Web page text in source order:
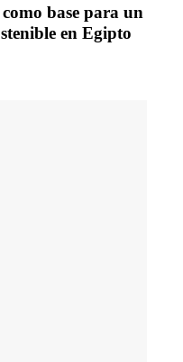
base para un
en Egipto